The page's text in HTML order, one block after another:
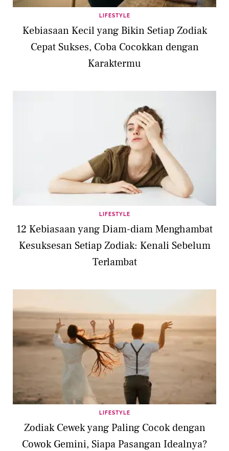
LIFESTYLE
Kebiasaan Kecil yang Bikin Setiap Zodiak
Cepat Sukses, Coba Cocokkan dengan
Karaktermu
LIFESTYLE
12 Kebiasaan yang Diam-diam Menghambat
Kesuksesan Setiap Zodiak: Kenali Sebelum
Terlambat
LIFESTYLE
Zodiak Cewek yang Paling Cocok dengan
Cowok Gemini, Siapa Pasangan Idealnya?